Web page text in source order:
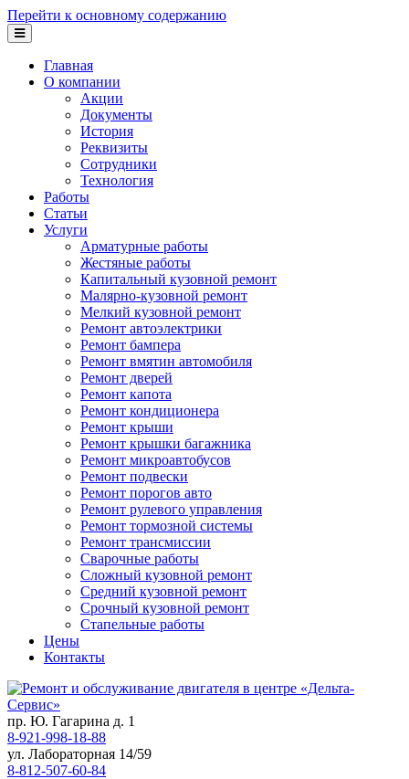
Перейти к основному содержанию
Главная
О компании
Акции
Документы
История
Реквизиты
Сотрудники
Технология
Работы
Статьи
Услуги
Арматурные работы
Жестяные работы
Капитальный кузовной ремонт
Малярно-кузовной ремонт
Мелкий кузовной ремонт
Ремонт автоэлектрики
Ремонт бампера
Ремонт вмятин автомобиля
Ремонт дверей
Ремонт капота
Ремонт кондиционера
Ремонт крыши
Ремонт крышки багажника
Ремонт микроавтобусов
Ремонт подвески
Ремонт порогов авто
Ремонт рулевого управления
Ремонт тормозной системы
Ремонт трансмиссии
Сварочные работы
Сложный кузовной ремонт
Средний кузовной ремонт
Срочный кузовной ремонт
Стапельные работы
Цены
Контакты
пр. Ю. Гагарина д. 1
8-921-998-18-88
ул. Лабораторная 14/59
8-812-507-60-84